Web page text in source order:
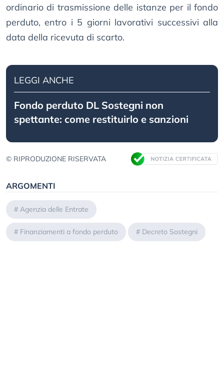
ordinario di trasmissione delle istanze per il fondo
perduto, entro i 5 giorni lavorativi successivi alla
data della ricevuta di scarto.
LEGGI ANCHE
Fondo perduto DL Sostegni non
spettante: come restituirlo e sanzioni
© RIPRODUZIONE RISERVATA
ARGOMENTI
# Agenzia delle Entrate
# Finanziamenti a fondo perduto # Decreto Sostegni